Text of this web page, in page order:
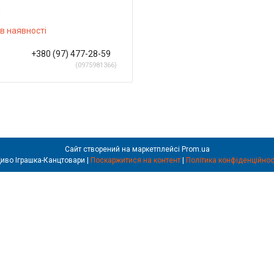
наявності
+380 (97) 477-28-59
0975981366
Сайт створений на маркетплейсі Prom.ua
Диво Іграшка-Канцтовари | Поскаржитися на контент | Політика